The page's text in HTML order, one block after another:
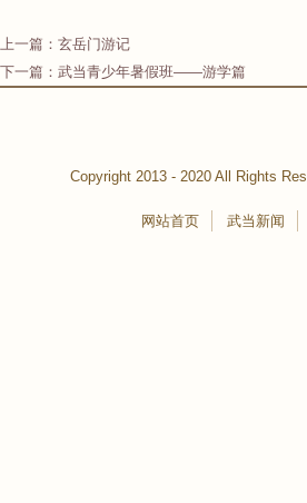
上一篇： 玄岳门游记
下一篇： 武当青少年暑假班——游学篇
Copyright 2013 - 2020 All Rights
网站首页
武当新闻